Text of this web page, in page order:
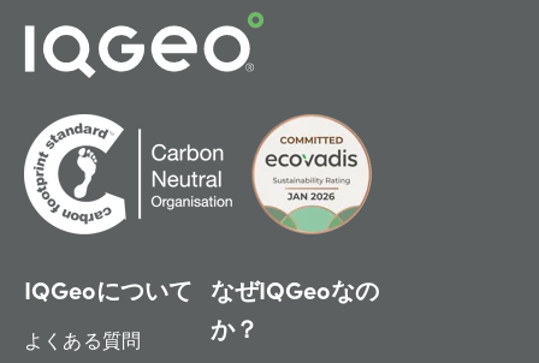
IQGeoについて
よくある質問
なぜIQGeoなの
か？